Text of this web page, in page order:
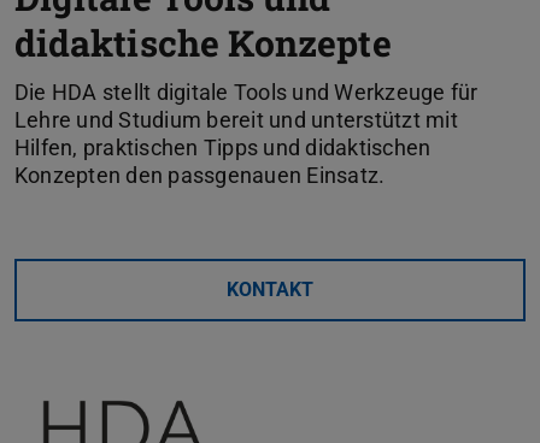
didaktische Konzepte
Die HDA stellt digitale Tools und Werkzeuge für
Lehre und Studium bereit und unterstützt mit
Hilfen, praktischen Tipps und didaktischen
Konzepten den passgenauen Einsatz.
KONTAKT